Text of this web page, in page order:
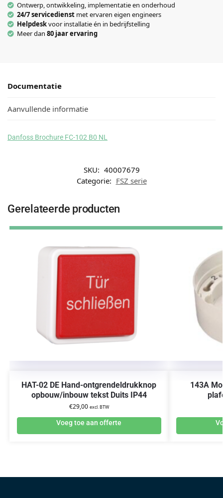
Ontwerp, ontwikkeling, implementatie en onderhoud
24/7 servicedienst met ervaren eigen engineers
Helpdeskvoor installatie én in bedrijfstelling
Meer dan 80 jaar ervaring
Documentatie
Aanvullende informatie
Danfoss Brochure FC-102 B0 NL
SKU: 40007679
Categorie: FSZ serie
Gerelateerde producten
HAT-02 DE Hand-ontgrendeldrukknop
opbouw/inbouw tekst Duits IP44
€29,00 excl. BTW
Voeg toe aan offerte
143A